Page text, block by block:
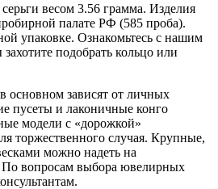
весом 3.56 грамма. Изделия
палате РФ (585 проба).
упаковке. Ознакомьтесь с нашим
подобрать кольцо или
основном зависят от личных
пусеты и лаконичные конго
модели с «дорожкой»
торжественного случая. Крупные,
можно надеть на
По вопросам выбора ювелирных